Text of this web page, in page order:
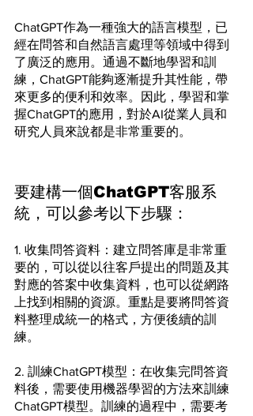
ChatGPT作為一種強大的語言模型，已
經在問答和自然語言處理等領域中得到
了廣泛的應用。通過不斷地學習和訓
練，ChatGPT能夠逐漸提升其性能，帶
來更多的便利和效率。因此，學習和掌
握ChatGPT的應用，對於AI從業人員和
研究人員來說都是非常重要的。
要建構一個ChatGPT客服系
統，可以參考以下步驟：
1. 收集問答資料：建立問答庫是非常重
要的，可以從以往客戶提出的問題及其
對應的答案中收集資料，也可以從網路
上找到相關的資源。重點是要將問答資
料整理成統一的格式，方便後續的訓
練。
2. 訓練ChatGPT模型：在收集完問答資
料後，需要使用機器學習的方法來訓練
ChatGPT模型。訓練的過程中，需要考